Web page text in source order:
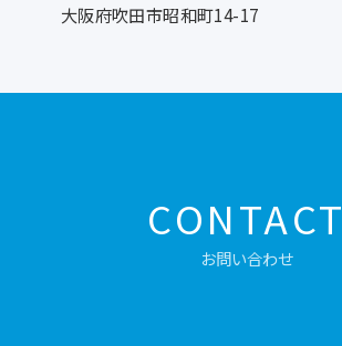
大阪府吹田市昭和町14-17
CONTACT
お問い合わせ